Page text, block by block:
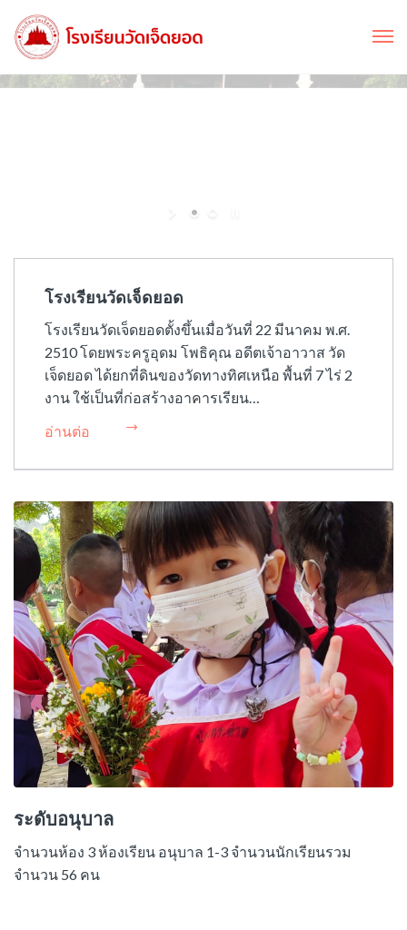
โรงเรียนวัดเจ็ดยอด
โรงเรียนวัดเจ็ดยอดตั้งขึ้นเมื่อวันที่ 22 มีนาคม พ.ศ.
2510 โดยพระครูอุดม โพธิคุณ อดีตเจ้าอาวาส วัด
เจ็ดยอด ได้ยกที่ดินของวัดทางทิศเหนือ พื้นที่ 7 ไร่ 2
งาน ใช้เป็นที่ก่อสร้างอาคารเรียน…
อ่านต่อ
ระดับอนุบาล
จำนวนห้อง 3 ห้องเรียน อนุบาล 1-3 จำนวนนักเรียนรวม
จำนวน 56 คน